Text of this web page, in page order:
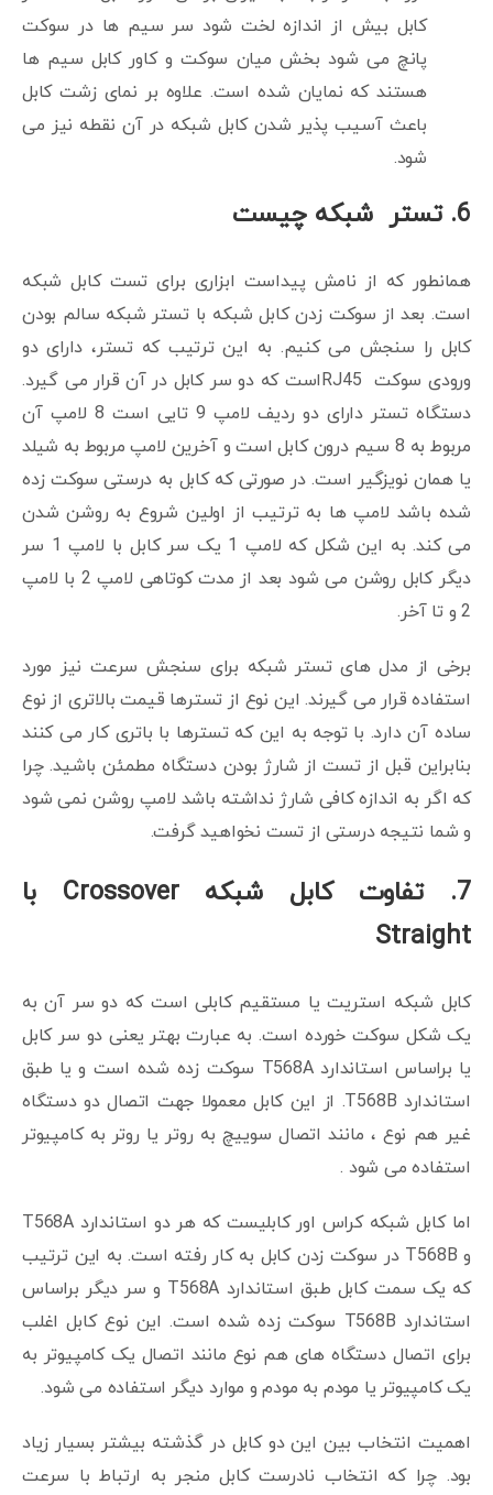
کابل بیش از اندازه لخت شود سر سیم ها در سوکت
پانچ می شود بخش میان سوکت و کاور کابل سیم ها
هستند که نمایان شده است. علاوه بر نمای زشت کابل
باعث آسیب پذیر شدن کابل شبکه در آن نقطه نیز می
شود.
6. تستر شبکه چیست
همانطور که از نامش پیداست ابزاری برای تست کابل شبکه
است. بعد از سوکت زدن کابل شبکه با تستر شبکه سالم بودن
کابل را سنجش می کنیم. به این ترتیب که تستر، دارای دو
ورودی سوکت RJ45است که دو سر کابل در آن قرار می گیرد.
دستگاه تستر دارای دو ردیف لامپ 9 تایی است 8 لامپ آن
مربوط به 8 سیم درون کابل است و آخرین لامپ مربوط به شیلد
یا همان نویزگیر است. در صورتی که کابل به درستی سوکت زده
شده باشد لامپ ها به ترتیب از اولین شروع به روشن شدن
می کند. به این شکل که لامپ 1 یک سر کابل با لامپ 1 سر
دیگر کابل روشن می شود بعد از مدت کوتاهی لامپ 2 با لامپ
2 و تا آخر.
برخی از مدل های تستر شبکه برای سنجش سرعت نیز مورد
استفاده قرار می گیرند. این نوع از تسترها قیمت بالاتری از نوع
ساده آن دارد. با توجه به این که تسترها با باتری کار می کنند
بنابراین قبل از تست از شارژ بودن دستگاه مطمئن باشید. چرا
که اگر به اندازه کافی شارژ نداشته باشد لامپ روشن نمی شود
و شما نتیجه درستی از تست نخواهید گرفت.
7. تفاوت کابل شبکه Crossover با
Straight
کابل شبکه استریت یا مستقیم کابلی است که دو سر آن به
یک شکل سوکت خورده است. به عبارت بهتر یعنی دو سر کابل
یا براساس استاندارد T568A سوکت زده شده است و یا طبق
استاندارد T568B. از این کابل معمولا جهت اتصال دو دستگاه
غیر هم نوع ، مانند اتصال سوییچ به روتر یا روتر به کامپیوتر
استفاده می شود .
اما کابل شبکه کراس اور کابلیست که هر دو استاندارد T568A
و T568B در سوکت زدن کابل به کار رفته است. به این ترتیب
که یک سمت کابل طبق استاندارد T568A و سر دیگر براساس
استاندارد T568B سوکت زده شده است. این نوع کابل اغلب
برای اتصال دستگاه های هم نوع مانند اتصال یک کامپیوتر به
یک کامپیوتر یا مودم به مودم و موارد دیگر استفاده می شود.
اهمیت انتخاب بین این دو کابل در گذشته بیشتر بسیار زیاد
بود. چرا که انتخاب نادرست کابل منجر به ارتباط با سرعت